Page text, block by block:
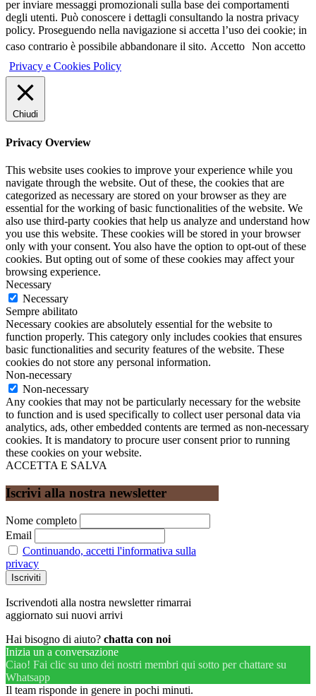
per inviare messaggi promozionali sulla base dei comportamenti
degli utenti. Può conoscere i dettagli consultando la nostra privacy
policy. Proseguendo nella navigazione si accetta l’uso dei cookie; in
caso contrario è possibile abbandonare il sito. Accetto Non accetto
Privacy e Cookies Policy
Chiudi
Privacy Overview
This website uses cookies to improve your experience while you
navigate through the website. Out of these, the cookies that are
categorized as necessary are stored on your browser as they are
essential for the working of basic functionalities of the website. We
also use third-party cookies that help us analyze and understand how
you use this website. These cookies will be stored in your browser
only with your consent. You also have the option to opt-out of these
cookies. But opting out of some of these cookies may affect your
browsing experience.
Necessary
Necessary
Sempre abilitato
Necessary cookies are absolutely essential for the website to
function properly. This category only includes cookies that ensures
basic functionalities and security features of the website. These
cookies do not store any personal information.
Non-necessary
Non-necessary
Any cookies that may not be particularly necessary for the website
to function and is used specifically to collect user personal data via
analytics, ads, other embedded contents are termed as non-necessary
cookies. It is mandatory to procure user consent prior to running
these cookies on your website.
ACCETTA E SALVA
Iscrivi alla nostra newsletter
Nome completo
Email
Continuando, accetti l'informativa sulla
privacy
Iscrivendoti alla nostra newsletter rimarrai
aggiornato sui nuovi arrivi
Hai bisogno di aiuto? chatta con noi
Inizia un a conversazione
Ciao! Fai clic su uno dei nostri membri qui sotto per chattare su
Whatsapp
Il team risponde in genere in pochi minuti.